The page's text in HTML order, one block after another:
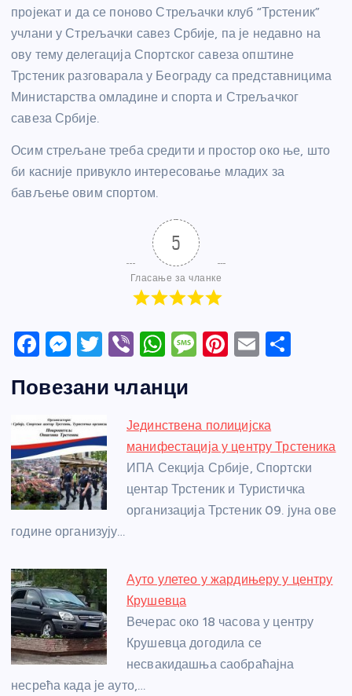
пројекат и да се поново Стрељачки клуб “Трстеник”
учлани у Стрељачки савез Србије, па је недавно на
ову тему делегација Спортског савеза општине
Трстеник разговарала у Београду са представницима
Министарства омладине и спорта и Стрељачког
савеза Србије.
Осим стрељане треба средити и простор око ње, што
би касније привукло интересовање младих за
бављење овим спортом.
5
Гласање за чланке
F
c
e
b
o
o
M
ss
e
n
g
er
T
itt
er
Vi
er
W
at
s
A
p
p
M
a
g
e
Pi
e
st
E
Повезани чланци
Јединствена полицијска
манифестација у центру Трстеника
ИПА Секција Србије, Спортски
центар Трстеник и Туристичка
организација Трстеник 09. јуна ове
године организују…
Ауто улетео у жардињеру у центру
Крушевца
Вечерас око 18 часова у центру
Крушевца догодила се
несвакидашња саобраћајна
несрећа када је ауто,…